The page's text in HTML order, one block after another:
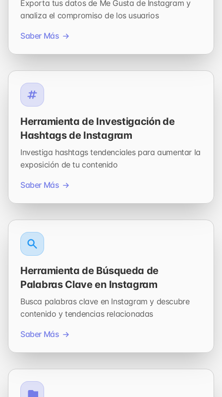
Exporta tus datos de Me Gusta de Instagram y
analiza el compromiso de los usuarios
Saber Más
Herramienta de Investigación de
Hashtags de Instagram
Investiga hashtags tendenciales para aumentar la
exposición de tu contenido
Saber Más
Herramienta de Búsqueda de
Palabras Clave en Instagram
Busca palabras clave en Instagram y descubre
contenido y tendencias relacionadas
Saber Más